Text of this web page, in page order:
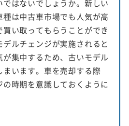
はないでしょうか。新しい
は中古車市場でも人気が高
い取ってもらうことができ
ルチェンジが実施されると
集中するため、古いモデル
います。車を売却する際
時期を意識しておくように